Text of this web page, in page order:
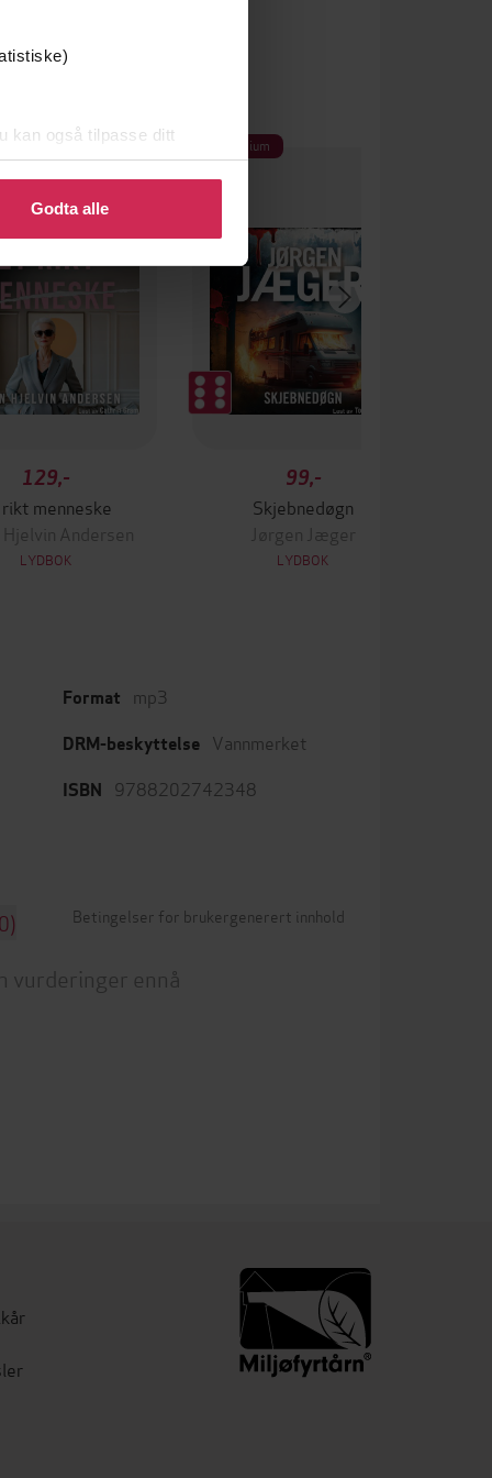
kan også tilpasse ditt
eller endre ditt samtykke.
Godta alle
129,-
menneske
Andersen
LYDBOK
Premium
99,-
Skjebnedøgn
Jørgen Jæger
LYDBOK
Format mp3
DRM-beskyttelse Vannmerket
ISBN 9788202742348
Betingelser for brukergenerert innhold
vurderinger ennå